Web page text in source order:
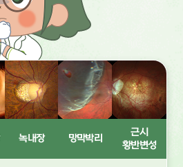
녹내장 망막박리
근시
황반변성